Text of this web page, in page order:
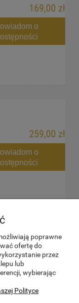
169,00 zł
o
259,00 zł
o
poprawne
ofertę do
przez
lub
wybierając
Polityce